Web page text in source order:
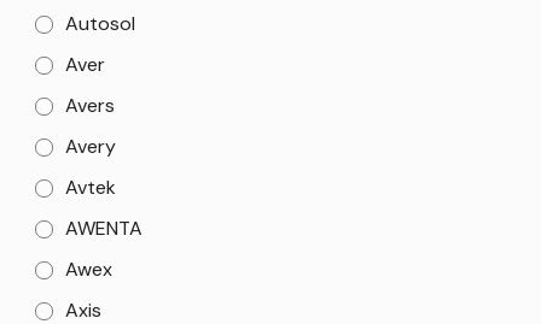
Autosol
Aver
Avers
Avery
Avtek
AWENTA
Awex
Axis